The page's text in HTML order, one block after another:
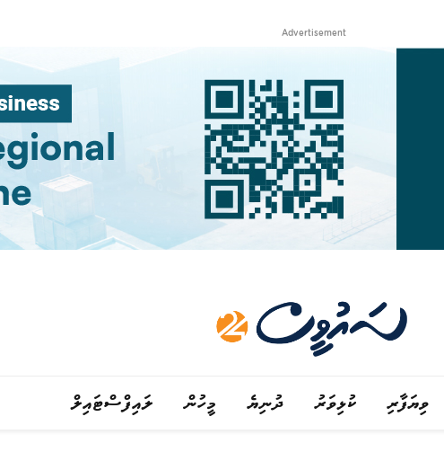
Advertisement
ވިޔަފާރި ކުޅިވަރު ދުނިޔެ މީހުން ލައިފްސްޓައިލް